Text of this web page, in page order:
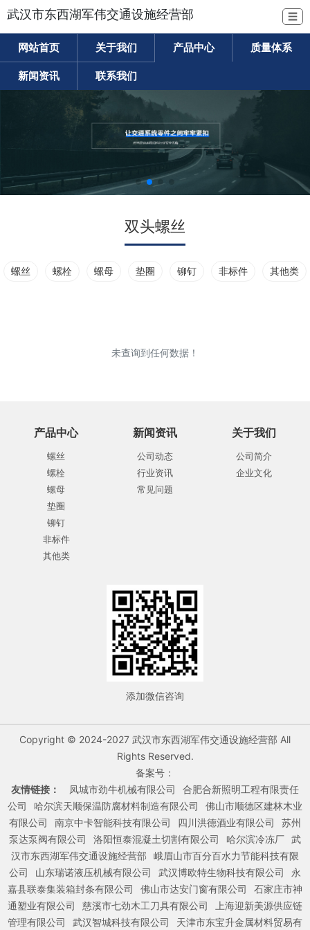
武汉市东西湖军伟交通设施经营部 ☰
网站首页 关于我们 产品中心 质量体系
新闻资讯 联系我们
双头螺丝
螺丝 螺栓 螺母 垫圈 铆钉 非标件 其他类
未查询到任何数据！
产品中心
螺丝
螺栓
螺母
垫圈
铆钉
非标件
其他类
新闻资讯
公司动态
行业资讯
常见问题
关于我们
公司简介
企业文化
添加微信咨询
Copyright © 2024-2027 武汉市东西湖军伟交通设施经营部 All
Rights Reserved.
备案号：
友情链接：
凤城市劲牛机械有限公司
合肥合新照明工程有限责任
公司
哈尔滨天顺保温防腐材料制造有限公司
佛山市顺德区建林木业
有限公司
南京中卡智能科技有限公司 四川洪德酒业有限公司
苏州
泵达泵阀有限公司
洛阳恒泰混凝土切割有限公司 哈尔滨冷冻厂 武
汉市东西湖军伟交通设施经营部
峨眉山市百分百水力节能科技有限
公司
山东瑞诺液压机械有限公司 武汉博欧特生物科技有限公司
永
嘉县联泰集装箱封条有限公司
佛山市达安门窗有限公司
石家庄市神
通塑业有限公司
慈溪市七劲木工刀具有限公司
上海迎新美源供应链
管理有限公司
武汉智城科技有限公司 天津市东宝升金属材料贸易有